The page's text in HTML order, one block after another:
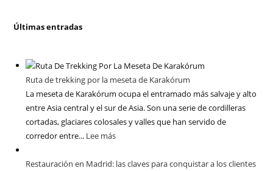
Últimas entradas
Ruta de trekking por la meseta de Karakórum
La meseta de Karakórum ocupa el entramado más salvaje y alto
entre Asia central y el sur de Asia. Son una serie de cordilleras
cortadas, glaciares colosales y valles que han servido de
corredor entre... Lee más
Restauración en Madrid: las claves para conquistar a los clientes